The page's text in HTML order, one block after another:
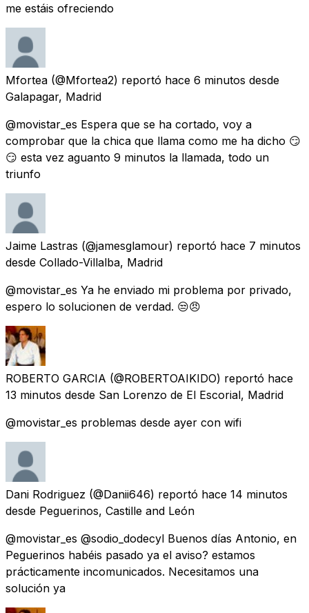
me estáis ofreciendo
Mfortea (@Mfortea2) reportó hace 6 minutos desde
Galapagar, Madrid
@movistar_es Espera que se ha cortado, voy a
comprobar que la chica que llama como me ha dicho 😏
😏 esta vez aguanto 9 minutos la llamada, todo un
triunfo
Jaime Lastras (@jamesglamour) reportó hace 7 minutos
desde Collado-Villalba, Madrid
@movistar_es Ya he enviado mi problema por privado,
espero lo solucionen de verdad. 😒😠
ROBERTO GARCIA (@ROBERTOAIKIDO) reportó hace
13 minutos desde San Lorenzo de El Escorial, Madrid
@movistar_es problemas desde ayer con wifi
Dani Rodriguez (@Danii646) reportó hace 14 minutos
desde Peguerinos, Castille and León
@movistar_es @sodio_dodecyl Buenos días Antonio, en
Peguerinos habéis pasado ya el aviso? estamos
prácticamente incomunicados. Necesitamos una
solución ya